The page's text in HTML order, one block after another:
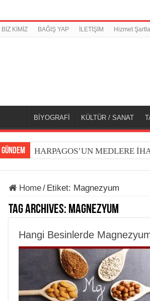
BİZ KİMİZ BAĞIŞ YAP İLETİŞİM Hizmet
BİYOGRAFİ KÜLTÜR / SANAT
GÜNDEM HARPAGOS’UN MEDLERE
Home/ Etiket: Magnezyum
Tag Archives: Magnezyum
Hangi Besinlerde